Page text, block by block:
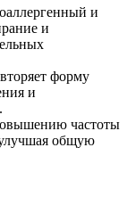
и
и
форму
и
частоты
общую